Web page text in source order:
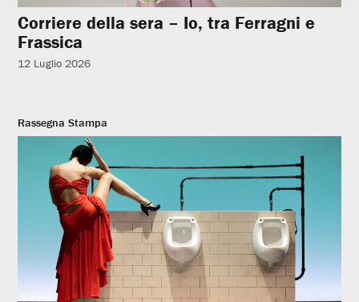
Corriere della sera – Io, tra Ferragni e
Frassica
12 Luglio 2026
Rassegna Stampa